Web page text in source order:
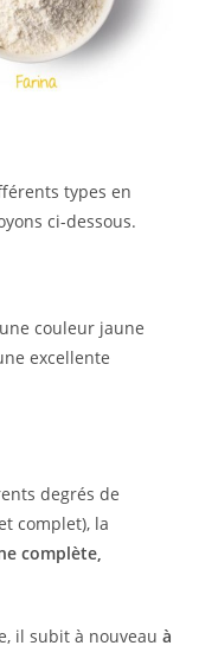
types en
ci-dessous.
couleur jaune
excellente
degrés de
complet), la
complète,
il subit à nouveauà